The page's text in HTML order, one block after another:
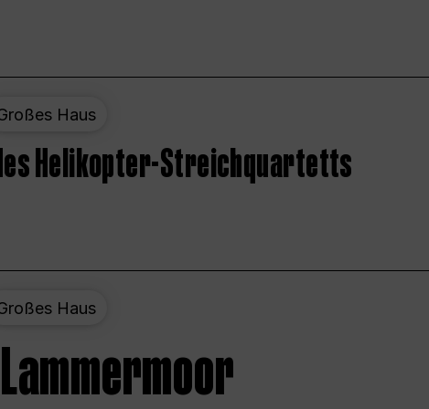
Haus
Helikopter-Streichquartetts
Haus